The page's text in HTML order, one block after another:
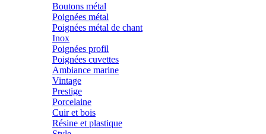
Boutons métal
Poignées métal
Poignées métal de chant
Inox
Poignées profil
Poignées cuvettes
Ambiance marine
Vintage
Prestige
Porcelaine
Cuir et bois
Résine et plastique